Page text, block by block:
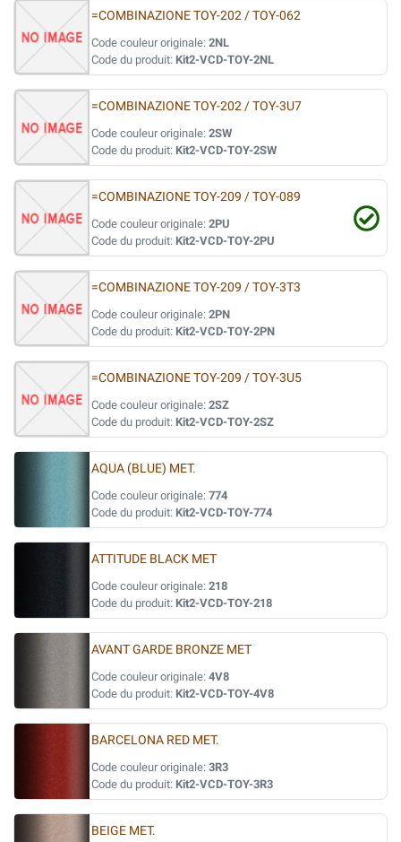
=COMBINAZIONE TOY-202 / TOY-062
Code couleur originale: 2NL
Code du produit: Kit2-VCD-TOY-2NL
=COMBINAZIONE TOY-202 / TOY-3U7
Code couleur originale: 2SW
Code du produit: Kit2-VCD-TOY-2SW
=COMBINAZIONE TOY-209 / TOY-089
Code couleur originale: 2PU
Code du produit: Kit2-VCD-TOY-2PU
=COMBINAZIONE TOY-209 / TOY-3T3
Code couleur originale: 2PN
Code du produit: Kit2-VCD-TOY-2PN
=COMBINAZIONE TOY-209 / TOY-3U5
Code couleur originale: 2SZ
Code du produit: Kit2-VCD-TOY-2SZ
AQUA (BLUE) MET.
Code couleur originale: 774
Code du produit: Kit2-VCD-TOY-774
ATTITUDE BLACK MET
Code couleur originale: 218
Code du produit: Kit2-VCD-TOY-218
AVANT GARDE BRONZE MET
Code couleur originale: 4V8
Code du produit: Kit2-VCD-TOY-4V8
BARCELONA RED MET.
Code couleur originale: 3R3
Code du produit: Kit2-VCD-TOY-3R3
BEIGE MET.